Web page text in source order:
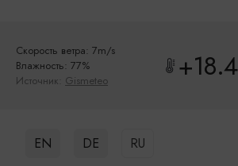
Скорость ветра: 7m/s
Влажность: 77%
Источник: Gismeteo +18.4
EN DE RU